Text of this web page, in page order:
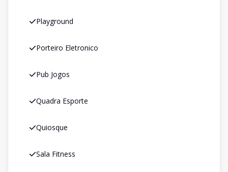
Playground
Porteiro Eletronico
Pub Jogos
Quadra Esporte
Quiosque
Sala Fitness